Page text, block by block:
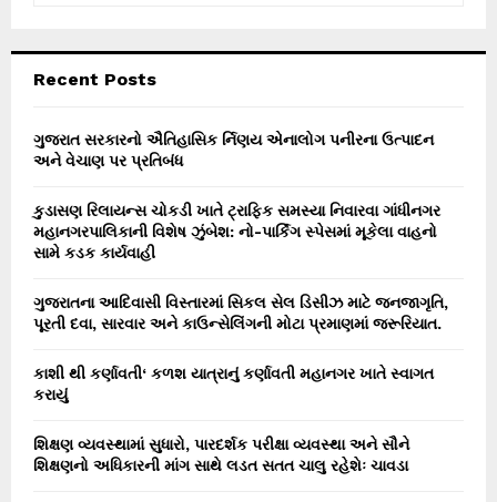
h
o
r
C
Recent Posts
ગુજરાત સરકારનો ઐતિહાસિક ર્નિણય એનાલોગ પનીરના ઉત્પાદન
અને વેચાણ પર પ્રતિબંધ
કુડાસણ રિલાયન્સ ચોકડી ખાતે ટ્રાફિક સમસ્યા નિવારવા ગાંધીનગર
મહાનગરપાલિકાની વિશેષ ઝુંબેશ: નો-પાર્કિંગ સ્પેસમાં મૂકેલા વાહનો
સામે કડક કાર્યવાહી
ગુજરાતના આદિવાસી વિસ્તારમાં સિકલ સેલ ડિસીઝ માટે જનજાગૃતિ,
પૂરતી દવા, સારવાર અને કાઉન્સેલિંગની મોટા પ્રમાણમાં જરૂરિયાત.
કાશી થી કર્ણાવતી‘ કળશ યાત્રાનું કર્ણાવતી મહાનગર ખાતે સ્વાગત
કરાયું
શિક્ષણ વ્યવસ્થામાં સુધારો, પારદર્શક પરીક્ષા વ્યવસ્થા અને સૌને
શિક્ષણનો અધિકારની માંગ સાથે લડત સતત ચાલુ રહેશેઃ ચાવડા